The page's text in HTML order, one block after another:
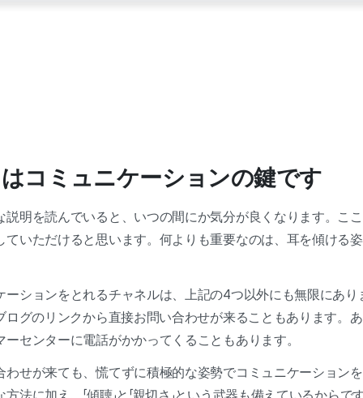
コミュニケーションの鍵です
説明を読んでいると、いつの間にか気分が良くなります。こ
ていただけると思います。何よりも重要なのは、耳を傾ける
ーションをとれるチャネルは、上記の4つ以外にも無限にあ
ログのリンクから直接お問い合わせが来ることもあります。
センターに電話がかかってくることもあります。
わせが来ても、慌てずに積極的な姿勢でコミュニケーション
法に加え、「傾聴」と「親切さ」という武器も備えているから